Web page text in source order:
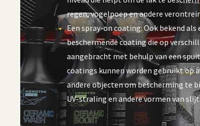
regen, vogelpoep en andere
Een spray-on coating: Ook bekend
beschermende coating die op
aangebracht met behulp van een
coatings kunnen worden gebruikt op
andere objecten om bescherming te
UV-straling en andere vormen van